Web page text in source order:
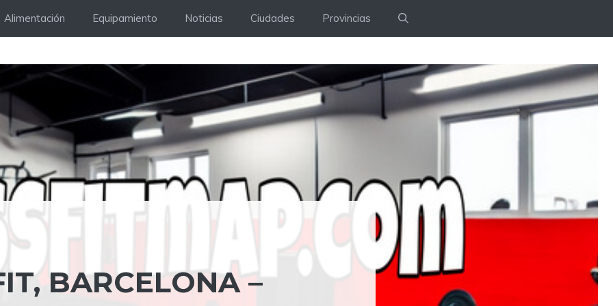
Alimentación Equipamiento Noticias Ciudades Provincias
BARCELONA –